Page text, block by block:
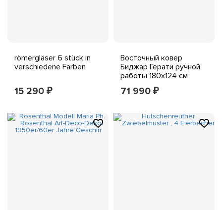
römergläser 6 stück in
verschiedene Farben
15 290 ₽
Восточный ковер
Биджар Герати ручной
работы 180x124 см
71 990 ₽